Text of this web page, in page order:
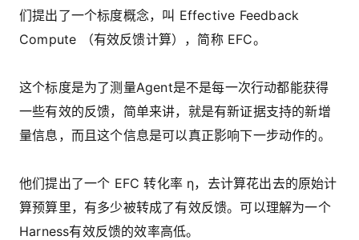
们提出了一个标度概念，叫 Effective Feedback
Compute （有效反馈计算），简称 EFC。
这个标度是为了测量Agent是不是每一次行动都能获得
一些有效的反馈，简单来讲，就是有新证据支持的新增
量信息，而且这个信息是可以真正影响下一步动作的。
他们提出了一个 EFC 转化率 η，去计算花出去的原始计
算预算里，有多少被转成了有效反馈。可以理解为一个
Harness有效反馈的效率高低。